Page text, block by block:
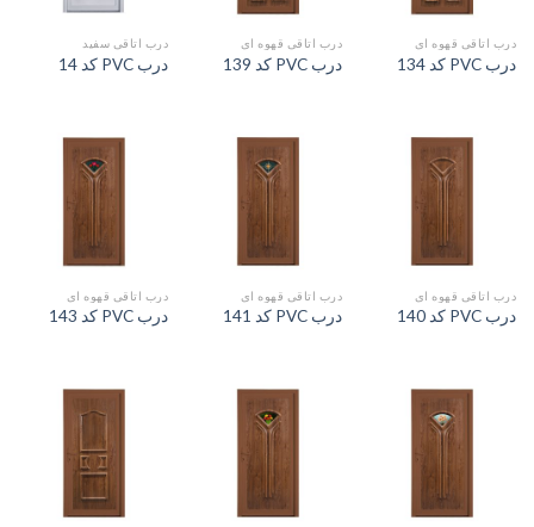
درب اتاقی قهوه ای
درب PVC کد 134
درب اتاقی قهوه ای
درب PVC کد 139
درب اتاقی سفید
درب PVC کد 14
درب اتاقی قهوه ای
درب PVC کد 140
درب اتاقی قهوه ای
درب PVC کد 141
درب اتاقی قهوه ای
درب PVC کد 143